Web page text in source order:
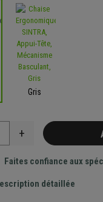
Gris
+
Faites confiance aux
détaillée